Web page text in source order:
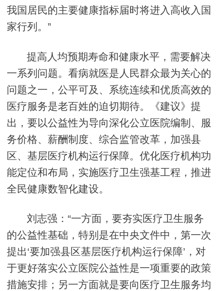
我国居民的主要健康指标届时将进入高收入国
家行列。”
提高人均预期寿命和健康水平，需要解决
一系列问题。看病就医是人民群众最为关心的
问题之一，公平可及、系统连续和优质高效的
医疗服务是老百姓的迫切期待。《建议》提
出，要以公益性为导向深化公立医院编制、服
务价格、薪酬制度、综合监管改革，加强县
区、基层医疗机构运行保障。优化医疗机构功
能定位和布局，实施医疗卫生强基工程，推进
全民健康数智化建设。
刘志强：“一方面，要夯实医疗卫生服务
的公益性基础，特别是在中央文件中，第一次
提出‘要加强县区基层医疗机构运行保障’，对
于更好落实公立医院公益性是一项重要的政策
措施安排；另一方面就是要向医疗卫生服务均